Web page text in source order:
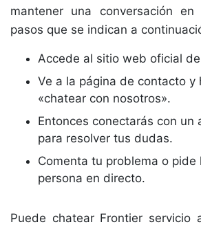
mantener una conversación
pasos que se indican a
Accede al sitio web oficial
Ve a la página de contacto y
«chatear con nosotros».
Entonces conectarás con un
para resolver tus dudas.
Comenta tu problema o pide
persona en directo.
Puede chatear Frontier servicio